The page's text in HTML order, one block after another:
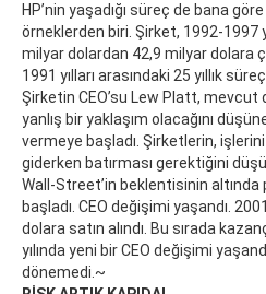
HP’nin yaşadığı süreç de bana
örneklerden biri. Şirket, 1992-1997
milyar dolardan 42,9 milyar dolara
1991 yılları arasındaki 25 yıllık
Şirketin CEO’su Lew Platt,
yanlış bir yaklaşım olacağını
vermeye başladı. Şirketlerin,
giderken batırması gerektiğini
Wall-Street’in beklentisinin
başladı. CEO değişimi yaşandı.
dolara satın alındı. Bu sırada
yılında yeni bir CEO değişimi
dönemedi.~